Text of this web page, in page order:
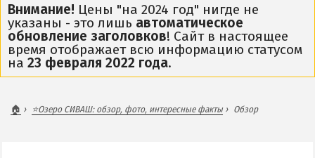
Все базы отдыха и отели
Общий обзор курорта
Арабатская Стрелка в 3D
Пляжи
Все веб-камеры
Внимание! Цены "на 2024 год" нигде не
указаны - это лишь автоматическое
обновление заголовков! Сайт в настоящее
время отображает всю информацию статусом
на 23 февраля 2022 года.
🏠 ⭐Озеро СИВАШ: обзор, фото, интересные факты Обзор